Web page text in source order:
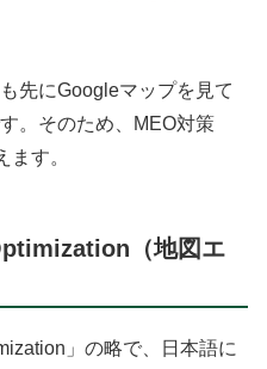
先にGoogleマップを見て
。そのため、MEO対策
ます。
（地図エ
」の略で、日本語に